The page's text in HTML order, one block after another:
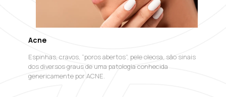
Acne
Espinhas, cravos, “poros abertos”, pele oleosa, são sinais
dos diversos graus de uma patologia conhecida
genericamente por ACNE.